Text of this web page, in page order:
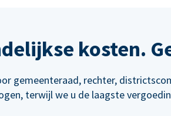
kosten.
gemeenteraad, rechter,
terwijl we u de laagste